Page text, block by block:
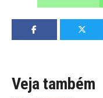
Veja também